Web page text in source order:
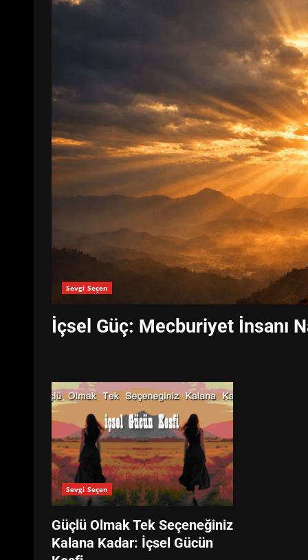
Sevgi Seçen
İçsel Güç: Mecburiyet İnsanı
Sevgi Seçen
Güçlü Olmak Tek Seçeneğiniz
Kalana Kadar: İçsel Gücün